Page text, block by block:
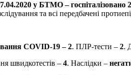
у БТМО – госпіталізовано
та всі передбачені
COVID-19 – 2. ПЛР-тести – 2.
швидкотестів – 4. Наслідки –